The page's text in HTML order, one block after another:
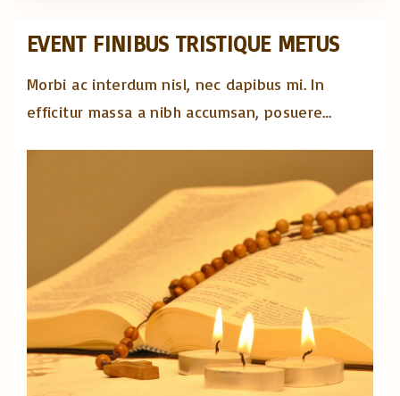
EVENT FINIBUS TRISTIQUE METUS
Morbi ac interdum nisl, nec dapibus mi. In
efficitur massa a nibh accumsan, posuere…